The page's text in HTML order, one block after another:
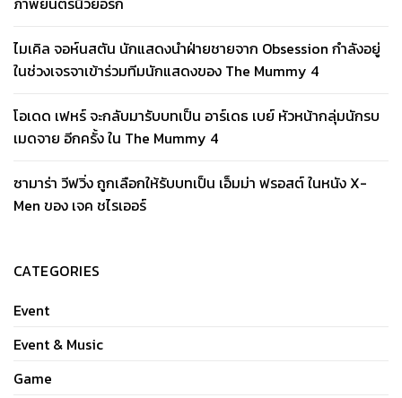
ไมเคิล จอห์นสตัน นักแสดงนำฝ่ายชายจาก Obsession กำลังอยู่
ในช่วงเจรจาเข้าร่วมทีมนักแสดงของ The Mummy 4
โอเดด เฟหร์ จะกลับมารับบทเป็น อาร์เดธ เบย์ หัวหน้ากลุ่มนักรบ
เมดจาย อีกครั้ง ใน The Mummy 4
ซามาร่า วีฟวิ่ง ถูกเลือกให้รับบทเป็น เอ็มม่า ฟรอสต์ ในหนัง X-
Men ของ เจค ชไรเออร์
CATEGORIES
Event
Event & Music
Game